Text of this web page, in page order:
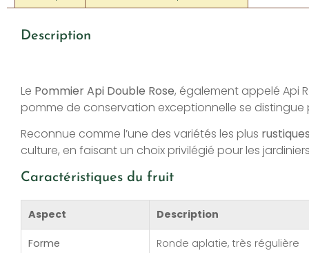
Description
Le Pommier Api Double Rose, également appelé Api
pomme de conservation exceptionnelle se distingue
Reconnue comme l’une des variétés les plus rustiques
culture, en faisant un choix privilégié pour les
Caractéristiques du fruit
Aspect Description
Forme Ronde aplatie, très régulière